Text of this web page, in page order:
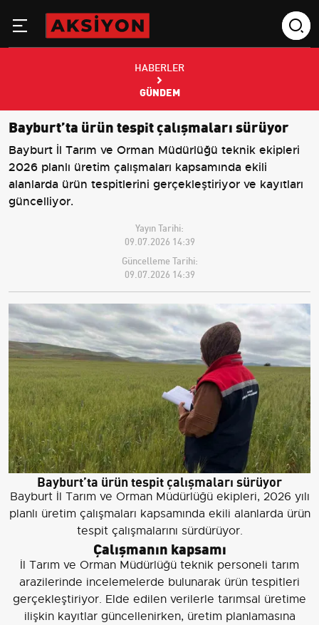
HABERLER
GÜNDEM
Bayburt’ta ürün tespit çalışmaları sürüyor
Bayburt İl Tarım ve Orman Müdürlüğü teknik ekipleri
2026 planlı üretim çalışmaları kapsamında ekili
alanlarda ürün tespitlerini gerçekleştiriyor ve kayıtları
güncelliyor.
Yayın Tarihi:
09.07.2026 14:39
Güncelleme Tarihi:
09.07.2026 14:39
Bayburt’ta ürün tespit çalışmaları sürüyor
Bayburt İl Tarım ve Orman Müdürlüğü ekipleri, 2026 yılı
planlı üretim çalışmaları kapsamında ekili alanlarda ürün
tespit çalışmalarını sürdürüyor.
Çalışmanın kapsamı
İl Tarım ve Orman Müdürlüğü teknik personeli tarım
arazilerinde incelemelerde bulunarak ürün tespitleri
gerçekleştiriyor. Elde edilen verilerle tarımsal üretime
ilişkin kayıtlar güncellenirken, üretim planlamasına